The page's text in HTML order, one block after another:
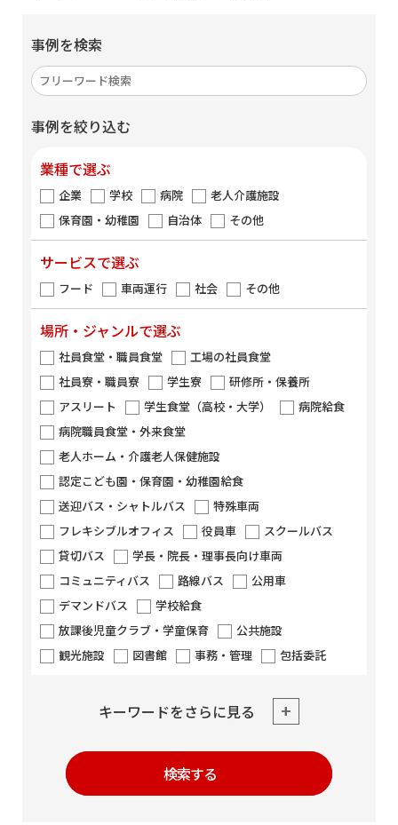
事例を検索
事例を絞り込む
業種で選ぶ
企業 学校 病院
老人介護施設
保育園・幼稚園
自治体 その他
サービスで選ぶ
フード 車両運行 社会 その他
場所・ジャンルで選ぶ
社員食堂・職員食堂
工場の社員食堂
社員寮・職員寮
学生寮
研修所・保養所
アスリート
学生食堂（高校・大学）
病院給食
病院職員食堂・外来食堂
老人ホーム・介護老人保健施設
認定こども園・保育園・幼稚園給食
送迎バス・シャトルバス
特殊車両
フレキシブルオフィス
役員車
スクールバス
貸切バス
学長・院長・理事長向け車両
コミュニティバス
路線バス
公用車
デマンドバス
学校給食
放課後児童クラブ・学童保育
公共施設
観光施設
図書館 事務・管理 包括委託
キーワードをさらに見る